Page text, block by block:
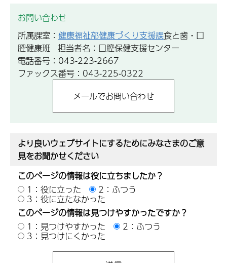
お問い合わせ
所属課室： 健康福祉部健康づくり支援課食と歯・口
腔健康班 担当者名：口腔保健支援センター
電話番号：043-223-2667
ファックス番号：043-225-0322
より良いウェブサイトにするためにみなさまのご意
見をお聞かせください
このページの情報は役に立ちましたか？
1：役に立った
2：ふつう
3：役に立たなかった
このページの情報は見つけやすかったですか？
1：見つけやすかった
2：ふつう
3：見つけにくかった